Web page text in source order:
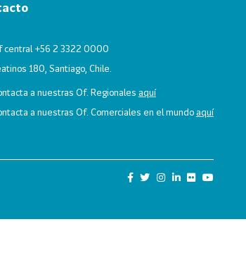
central +56 2 3322 0000
180, Santiago, Chile.
a nuestras Of. Regionales aquí
a nuestras Of. Comerciales en el mundoaquí